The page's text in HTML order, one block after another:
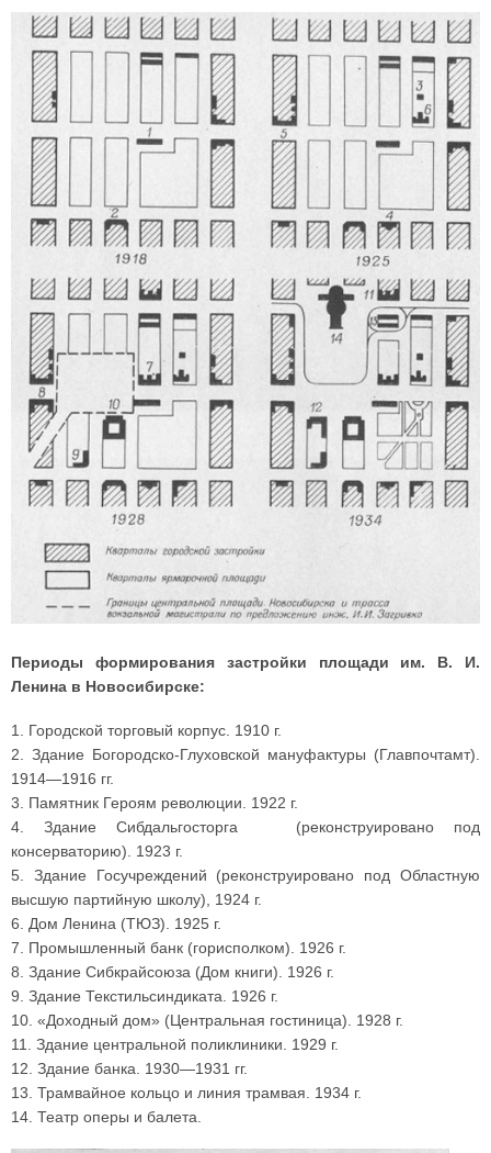
Периоды формирования застройки площади им. В. И.
Ленина в Новосибирске:
1. Городской торговый корпус. 1910 г.
2. Здание Богородско-Глуховской мануфактуры (Главпочтамт).
1914—1916 гг.
3. Памятник Героям революции. 1922 г.
4. Здание Сибдальгосторга (реконструировано под
консерваторию). 1923 г.
5. Здание Госучреждений (реконструировано под Областную
высшую партийную школу), 1924 г.
6. Дом Ленина (ТЮЗ). 1925 г.
7. Промышленный банк (горисполком). 1926 г.
8. Здание Сибкрайсоюза (Дом книги). 1926 г.
9. Здание Текстильсиндиката. 1926 г.
10. «Доходный дом» (Центральная гостиница). 1928 г.
11. Здание центральной поликлиники. 1929 г.
12. Здание банка. 1930—1931 гг.
13. Трамвайное кольцо и линия трамвая. 1934 г.
14. Театр оперы и балета.